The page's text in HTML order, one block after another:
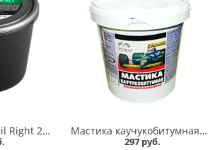
Пушечное сало Oil Right 2 кг в Омске Мастика каучукобитумная СТАРТ 1л в Омске
297 руб.